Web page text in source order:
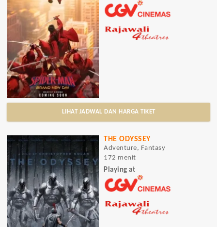
LIHAT JADWAL DAN HARGA TIKET
THE ODYSSEY
Adventure, Fantasy
172 menit
Playing at